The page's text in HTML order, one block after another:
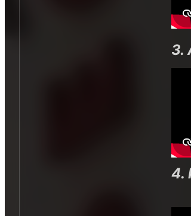
3.
4.